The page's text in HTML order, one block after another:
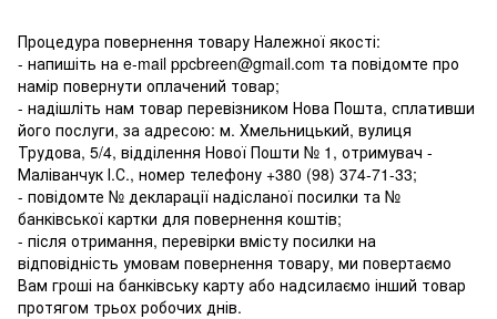
Процедура повернення товару Належної якості:
- напишіть на e-mail ppcbreen@gmail.com та повідомте про
намір повернути оплачений товар;
- надішліть нам товар перевізником Нова Пошта, сплативши
його послуги, за адресою: м. Хмельницький, вулиця
Трудова, 5/4, відділення Нової Пошти № 1, отримувач -
Маліванчук І.С., номер телефону +380 (98) 374-71-33;
- повідомте № декларації надісланої посилки та №
банківської картки для повернення коштів;
- після отримання, перевірки вмісту посилки на
відповідність умовам повернення товару, ми повертаємо
Вам гроші на банківську карту або надсилаємо інший товар
протягом трьох робочих днів.